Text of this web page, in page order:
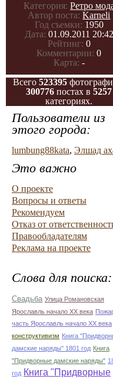
Категория: Ретро
Автор поста: Karneli
Год съемки: 1950
Дата: 01.09.2011 20:42
Рейтинг: 0
Комментарии: 0
Карта: -
Всего 523395
300776 постах в5257
категориях.
Пользователи из
этого города:
lumbung88kata, Элшад
Это важно
О проекте
Вопросы и ответы
Рекомендуем
Отказ от
Правообладателям
Реклама на проекте
Слова для поиска:
Свадьба Улица Романовская
Ярославль начало ХХ века
часть Ярославль начало ХХ века
конструктивизм Книга
дамские наряды" 1801 год Книга
"Придворные дамские наряды"
год Книга "Придворные